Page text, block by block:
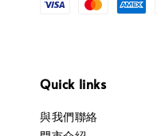
Quick links
與我們聯絡